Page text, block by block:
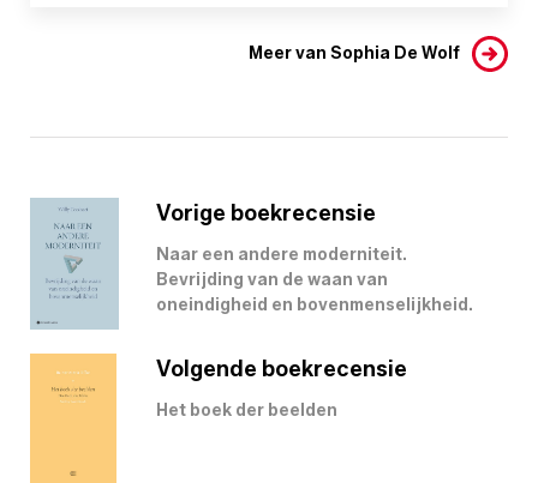
Meer van Sophia De Wolf
Vorige boekrecensie
Naar een andere moderniteit.
Bevrijding van de waan van
oneindigheid en bovenmenselijkheid.
Volgende boekrecensie
Het boek der beelden